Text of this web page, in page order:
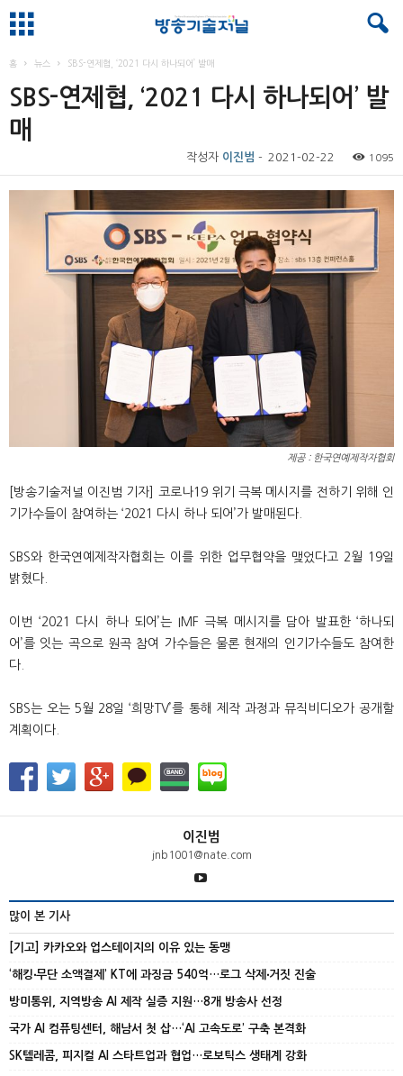
홈 뉴스 SBS-연제협, ‘2021 다시 하나되어’ 발매
SBS-연제협, ‘2021 다시 하나되어’ 발
매
작성자 이진범 - 2021-02-22 1095
제공 : 한국연예제작자협회
[방송기술저널 이진범 기자] 코로나19 위기 극복 메시지를 전하기 위해 인
기가수들이 참여하는 ‘2021 다시 하나 되어’가 발매된다.
SBS와 한국연예제작자협회는 이를 위한 업무협약을 맺었다고 2월 19일
밝혔다.
이번 ‘2021 다시 하나 되어’는 IMF 극복 메시지를 담아 발표한 ‘하나되
어’를 잇는 곡으로 원곡 참여 가수들은 물론 현재의 인기가수들도 참여한
다.
SBS는 오는 5월 28일 ‘희망TV’를 통해 제작 과정과 뮤직비디오가 공개할
계획이다.
이진범
jnb1001@nate.com
많이 본 기사
[기고] 카카오와 업스테이지의 이유 있는 동맹
‘해킹‧무단 소액결제’ KT에 과징금 540억…로그 삭제‧거짓 진술
방미통위, 지역방송 AI 제작 실증 지원…8개 방송사 선정
국가 AI 컴퓨팅센터, 해남서 첫 삽…‘AI 고속도로’ 구축 본격화
SK텔레콤, 피지컬 AI 스타트업과 협업…로보틱스 생태계 강화